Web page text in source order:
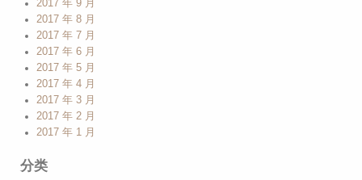
2017 年 9 月
2017 年 8 月
2017 年 7 月
2017 年 6 月
2017 年 5 月
2017 年 4 月
2017 年 3 月
2017 年 2 月
2017 年 1 月
分类